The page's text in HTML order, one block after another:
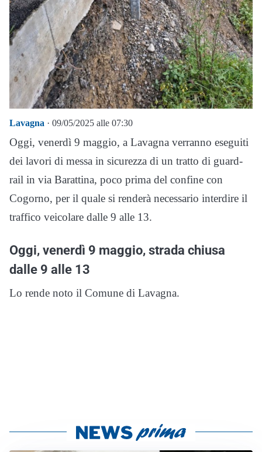
Lavagna · 09/05/2025 alle 07:30
Oggi, venerdì 9 maggio, a Lavagna verranno eseguiti
dei lavori di messa in sicurezza di un tratto di guard-
rail in via Barattina, poco prima del confine con
Cogorno, per il quale si renderà necessario interdire il
traffico veicolare dalle 9 alle 13.
Oggi, venerdì 9 maggio, strada chiusa
dalle 9 alle 13
Lo rende noto il Comune di Lavagna.